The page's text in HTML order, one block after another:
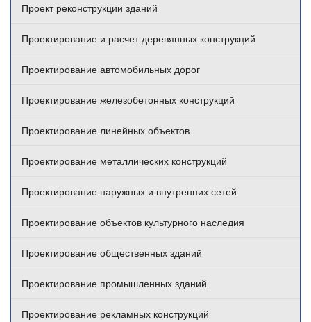
Проект реконструкции зданий
Проектирование и расчет деревянных конструкций
Проектирование автомобильных дорог
Проектирование железобетонных конструкций
Проектирование линейных объектов
Проектирование металлических конструкций
Проектирование наружных и внутренних сетей
Проектирование объектов культурного наследия
Проектирование общественных зданий
Проектирование промышленных зданий
Проектирование рекламных конструкций